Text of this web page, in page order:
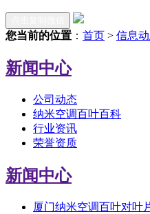
您当前的位置 ： 首页 > 信息
新闻中心
公司动态
纳米空调百叶百科
行业资讯
荣誉资质
新闻中心
厦门纳米空调百叶对叶